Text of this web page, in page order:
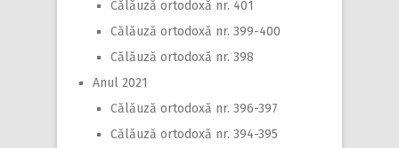
Călăuză ortodoxă nr. 401
Călăuză ortodoxă nr. 399-400
Călăuză ortodoxă nr. 398
Anul 2021
Călăuză ortodoxă nr. 396-397
Călăuză ortodoxă nr. 394-395